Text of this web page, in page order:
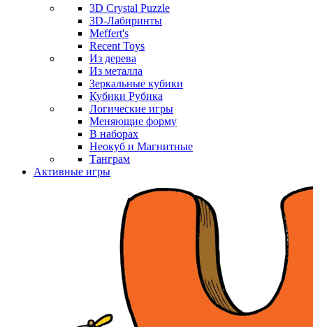
3D Crystal Puzzle
3D-Лабиринты
Meffert's
Recent Toys
Из дерева
Из металла
Зеркальные кубики
Кубики Рубика
Логические игры
Меняющие форму
В наборах
Неокуб и Магнитные
Танграм
Активные игры